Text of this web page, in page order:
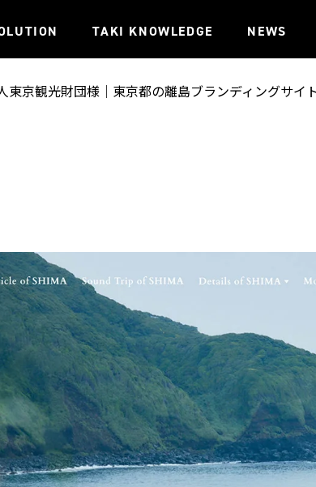
TAKI KNOWLEDGE NEWS
東京観光財団様｜東京都の離島ブランディングサイ